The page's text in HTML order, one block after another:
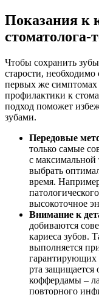
Показания к
стоматолога-
Чтобы сохранить
старости, необходимо
первых же симптомах
профилактики к
подход поможет
зубами.
Передовые
только самые
с максимальной
выбрать
время.
высокоточное
Внимание к
добиваются
кариеса зубов.
выполняется
гарантирующих
рта защищается
коффердамы –
повторного